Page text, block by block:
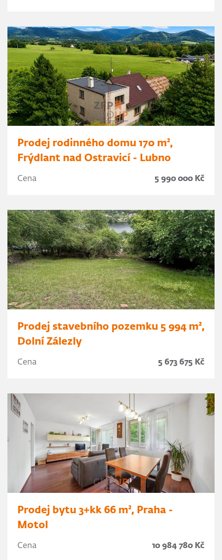
Prodej rodinného domu 170 m²,
Frýdlant nad Ostravicí - Lubno
Cena 5 990 000 Kč
Prodej stavebního pozemku 5 994 m²,
Dolní Zálezly
Cena 5 673 675 Kč
Prodej bytu 3+kk 66 m², Praha -
Motol
Cena 10 984 780 Kč